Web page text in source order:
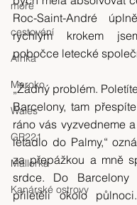
moře
cestování
Afrika
Maroko
Wales
GR221
Mallorka
Kanárské ostrovy
Roc-Saint-André
rychlým krokem
pobočce letecké
„Žádný problém.
Barcelony, tam
ráno vás vyzvedneme
letadlo do Palmy,“
za přepážkou a mně
srdce. Do Barcelony
přiletěli okolo